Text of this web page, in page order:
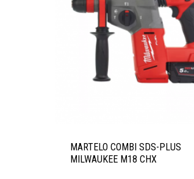
MARTELO COMBI SDS-PLUS
MILWAUKEE M18 CHX